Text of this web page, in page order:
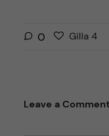
0
G
a
Gilla 4g
r
Leave a Comment